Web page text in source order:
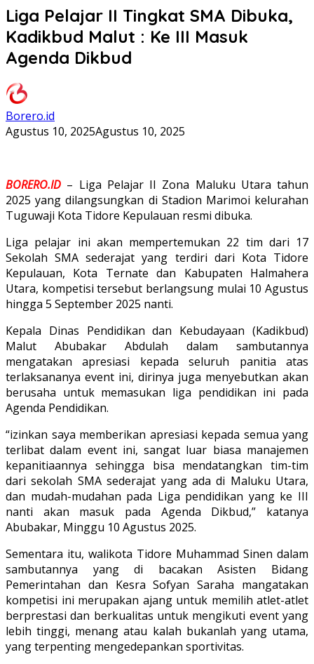
Liga Pelajar II Tingkat SMA Dibuka,
Kadikbud Malut : Ke III Masuk
Agenda Dikbud
Borero.id
Agustus 10, 2025Agustus 10, 2025
BORERO.ID – Liga Pelajar II Zona Maluku Utara tahun
2025 yang dilangsungkan di Stadion Marimoi kelurahan
Tuguwaji Kota Tidore Kepulauan resmi dibuka.
Liga pelajar ini akan mempertemukan 22 tim dari 17
Sekolah SMA sederajat yang terdiri dari Kota Tidore
Kepulauan, Kota Ternate dan Kabupaten Halmahera
Utara, kompetisi tersebut berlangsung mulai 10 Agustus
hingga 5 September 2025 nanti.
Kepala Dinas Pendidikan dan Kebudayaan (Kadikbud)
Malut Abubakar Abdulah dalam sambutannya
mengatakan apresiasi kepada seluruh panitia atas
terlaksananya event ini, dirinya juga menyebutkan akan
berusaha untuk memasukan liga pendidikan ini pada
Agenda Pendidikan.
“izinkan saya memberikan apresiasi kepada semua yang
terlibat dalam event ini, sangat luar biasa manajemen
kepanitiaannya sehingga bisa mendatangkan tim-tim
dari sekolah SMA sederajat yang ada di Maluku Utara,
dan mudah-mudahan pada Liga pendidikan yang ke III
nanti akan masuk pada Agenda Dikbud,” katanya
Abubakar, Minggu 10 Agustus 2025.
Sementara itu, walikota Tidore Muhammad Sinen dalam
sambutannya yang di bacakan Asisten Bidang
Pemerintahan dan Kesra Sofyan Saraha mangatakan
kompetisi ini merupakan ajang untuk memilih atlet-atlet
berprestasi dan berkualitas untuk mengikuti event yang
lebih tinggi, menang atau kalah bukanlah yang utama,
yang terpenting mengedepankan sportivitas.